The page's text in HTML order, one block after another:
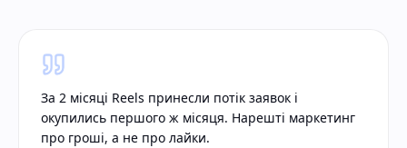
За 2 місяці Reels принесли потік заявок і
окупились першого ж місяця. Нарешті маркетинг
про гроші, а не про лайки.